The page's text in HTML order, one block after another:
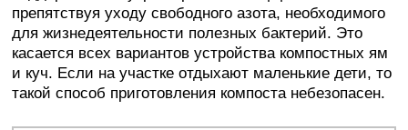
препятствуя уходу свободного азота, необходимого
для жизнедеятельности полезных бактерий. Это
касается всех вариантов устройства компостных ям
и куч. Если на участке отдыхают маленькие дети, то
такой способ приготовления компоста небезопасен.